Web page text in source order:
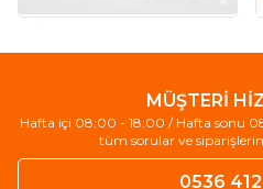
MÜŞTERİ
Hafta içi 08:00 - 18:00 / Hafta sonu
tüm sorular ve
0536 412